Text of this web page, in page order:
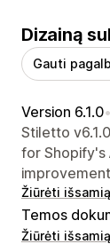
Dizainą
Gauti
Version 6.1.0•
Stiletto
for Shopify's
Žiūrėti
Temos
Žiūrėti